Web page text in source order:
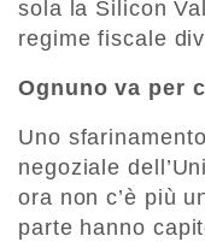
sola la Silicon
regime fiscale
Ognuno va per
Uno
negoziale
ora non c’è più
parte hanno